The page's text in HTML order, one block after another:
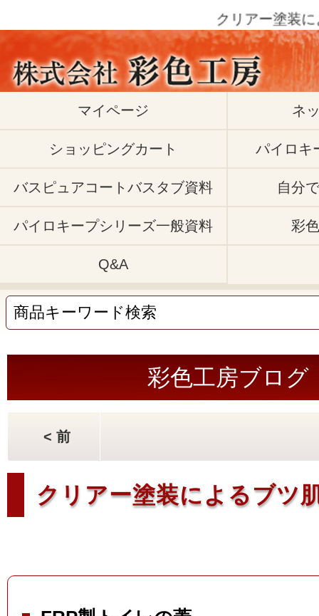
クリアー塗装による
マイページ ネ
ショッピングカート パイロキ
バスピュアコートバスタブ資料 自分
パイロキープシリーズ一般資料 彩
Q&A
彩色工房ブログ
< 前
クリアー塗装によるブツ